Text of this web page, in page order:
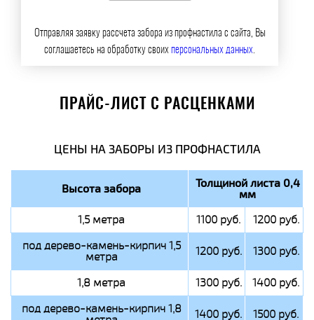
Отправляя заявку рассчета забора из профнастила с сайта, Вы
соглашаетесь на обработку своихперсональных данных.
ПРАЙС-ЛИСТ С РАСЦЕНКАМИ
ЦЕНЫ НА ЗАБОРЫ ИЗ ПРОФНАСТИЛА
Высота забора Толщиной листа 0,4
мм
1,5 метра 1100 руб.
1200 руб.
под дерево-камень-кирпич 1,5
метра 1200 руб. 1300 руб.
1,8 метра 1300 руб.
1400 руб.
под дерево-камень-кирпич 1,8
1400 руб. 1500 руб.